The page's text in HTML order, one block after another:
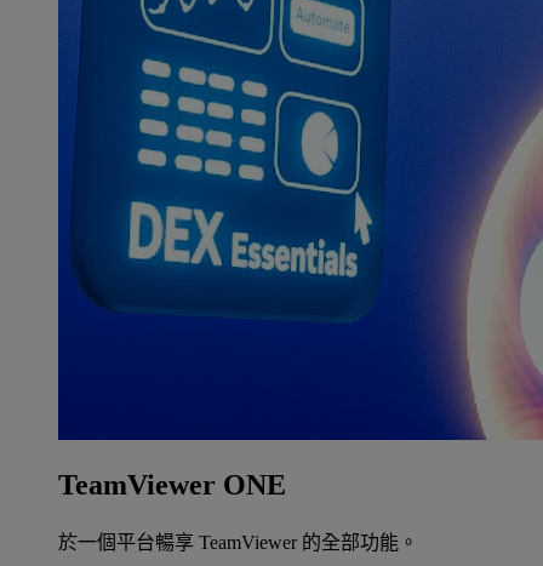
TeamViewer ONE
於一個平台暢享 TeamViewer 的全部功能。